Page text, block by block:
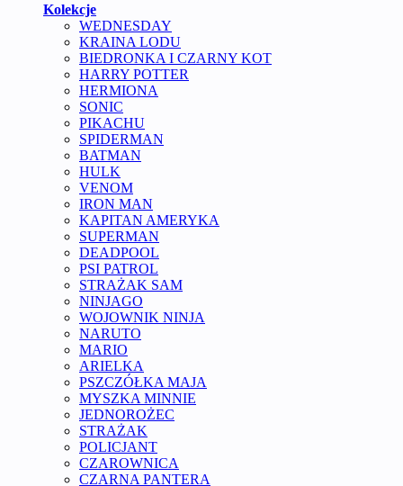
Kolekcje
WEDNESDAY
KRAINA LODU
BIEDRONKA I CZARNY KOT
HARRY POTTER
HERMIONA
SONIC
PIKACHU
SPIDERMAN
BATMAN
HULK
VENOM
IRON MAN
KAPITAN AMERYKA
SUPERMAN
DEADPOOL
PSI PATROL
STRAŻAK SAM
NINJAGO
WOJOWNIK NINJA
NARUTO
MARIO
ARIELKA
PSZCZÓŁKA MAJA
MYSZKA MINNIE
JEDNOROŻEC
STRAŻAK
POLICJANT
CZAROWNICA
CZARNA PANTERA